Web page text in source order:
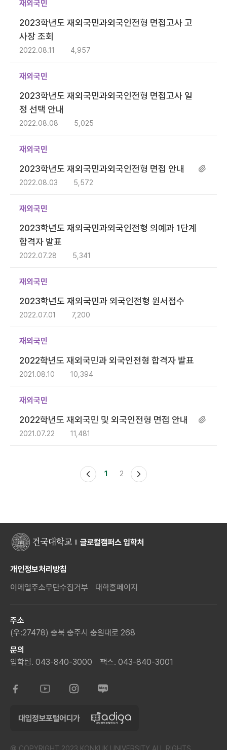
재외국민
2023학년도 재외국민과외국인전형 면접고사 고
사장 조회
2022.08.11 4,957
재외국민
2023학년도 재외국민과외국인전형 면접고사 일
정 선택 안내
2022.08.08 5,025
재외국민
2023학년도 재외국민과외국인전형 면접 안내
2022.08.03 5,572
재외국민
2023학년도 재외국민과외국인전형 의예과 1단계
합격자 발표
2022.07.28 5,341
재외국민
2023학년도 재외국민과 외국인전형 원서접수
2022.07.01 7,200
재외국민
2022학년도 재외국민과 외국인전형 합격자 발표
2021.08.10 10,394
재외국민
2022학년도 재외국민 및 외국인전형 면접 안내
2021.07.22 11,481
1 2
개인정보처리방침
이메일주소무단수집거부
대학홈페이지
주소
(우:27478) 충북 충주시 충원대로 268
문의
입학팀. 043-840-3000
팩스. 043-840-3001